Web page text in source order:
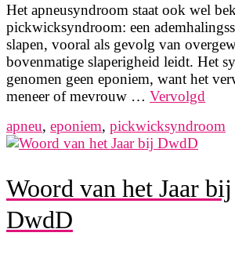
Het apneusyndroom staat ook wel
pickwicksyndroom: een
slapen, vooral als gevolg van
bovenmatige slaperigheid leidt. Het
genomen geen eponiem, want het
meneer of mevrouw … Vervolgd
apneu, eponiem, pickwicksyndroom
Woord van het Jaar bij
DwdD